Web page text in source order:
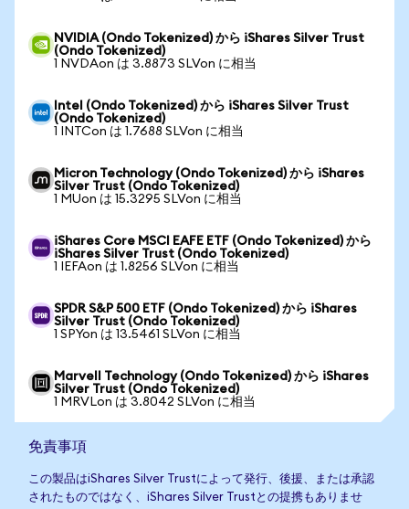
NVIDIA (Ondo Tokenized) から iShares Silver Trust
(Ondo Tokenized)
1 NVDAon は 3.8873 SLVon に相当
Intel (Ondo Tokenized) から iShares Silver Trust
(Ondo Tokenized)
1 INTCon は 1.7688 SLVon に相当
Micron Technology (Ondo Tokenized) から iShares
Silver Trust (Ondo Tokenized)
1 MUon は 15.3295 SLVon に相当
iShares Core MSCI EAFE ETF (Ondo Tokenized) から
iShares Silver Trust (Ondo Tokenized)
1 IEFAon は 1.8256 SLVon に相当
SPDR S&P 500 ETF (Ondo Tokenized) から iShares
Silver Trust (Ondo Tokenized)
1 SPYon は 13.5461 SLVon に相当
Marvell Technology (Ondo Tokenized) から iShares
Silver Trust (Ondo Tokenized)
1 MRVLon は 3.8042 SLVon に相当
免責事項
この製品はiShares Silver Trustによって発行、後援、または承認
されたものではなく、iShares Silver Trustとの提携もありませ